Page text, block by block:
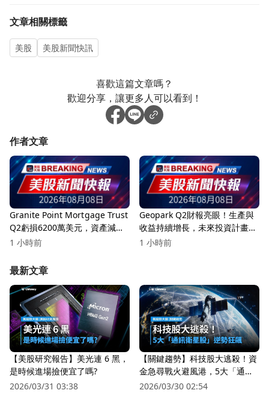
文章相關標籤
美股 美股新聞快訊
喜歡這篇文章嗎？
歡迎分享，讓更多人可以看到！
作者文章
Granite Point Mortgage Trust
Q2虧損6200萬美元，資產減值
與信用損失成主要因素！
1 小時前
Geopark Q2財報亮眼！生產與
收益持續增長，未來投資計畫引
發關注
1 小時前
最新文章
【美股研究報告】美光連 6 黑，
是時候進場撿便宜了嗎?
2026/03/31 03:38
【關鍵趨勢】科技股大逃殺！資
金急尋戰火避風港，5大「通訊
衛星股」逆勢狂飆
2026/03/30 02:54